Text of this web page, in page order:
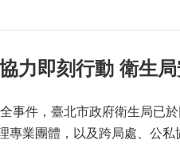
力即刻行動 衛生
件，臺北市政府衛生局已
專業團體，以及跨局處、公